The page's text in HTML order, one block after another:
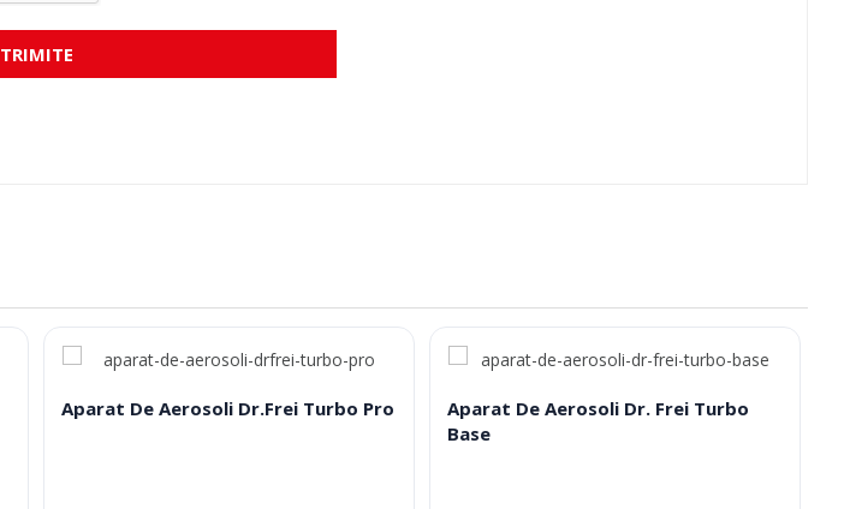
TRIMITE
Aparat De Aerosoli Dr.Frei Turbo Pro
Aparat De Aerosoli Dr. Frei Turbo
Base